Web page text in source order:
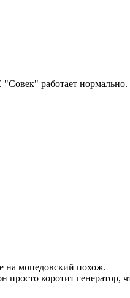
работает нормально.
на мопедовский похож.
коротит генератор,